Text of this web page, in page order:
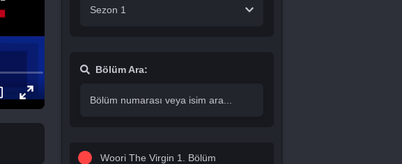
Sezon 1
Bölüm Ara:
Woori The Virgin 1. Bölüm